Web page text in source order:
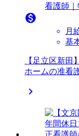
看護師

月
基
【足立区新田
ホームの准看
